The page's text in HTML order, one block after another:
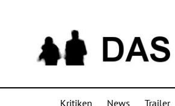
Kritiken News Trailer